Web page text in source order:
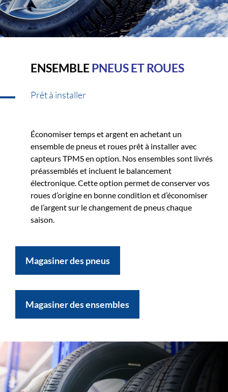
ENSEMBLEPNEUS ET ROUES
Prêt à installer
Économiser temps et argent en achetant un
ensemble de pneus et roues prêt à installer avec
capteurs TPMS en option. Nos ensembles sont livrés
préassemblés et incluent le balancement
électronique. Cette option permet de conserver vos
roues d’origine en bonne condition et d’économiser
de l’argent sur le changement de pneus chaque
saison.
Magasiner des pneus
Magasiner des ensembles